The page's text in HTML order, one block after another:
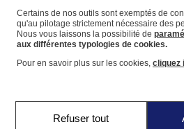
Panier
Favoris
Jeux 0-2 ans
Certains de nos outils sont exemptés de
qu'au pilotage strictement nécessaire des
Nous vous laissons la possibilité de
aux différentes typologies de cookies.
Pour en savoir plus sur les cookies, cliquez
Refuser tout